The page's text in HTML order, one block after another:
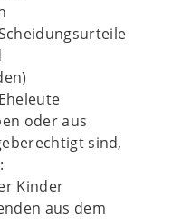
oder aus
sind,
Kinder
aus dem